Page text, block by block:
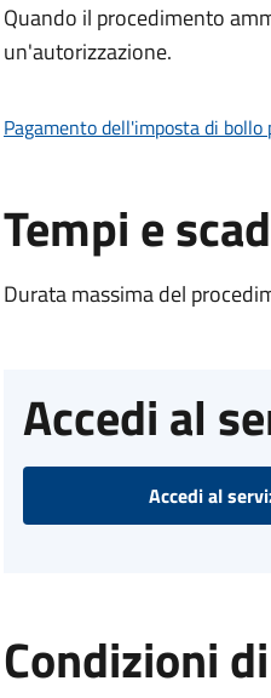
Quando il procedimento
un'autorizzazione.
Pagamento dell'imposta di
Tempi e
Durata massima del
Accedi al
Accedi al
Condizioni